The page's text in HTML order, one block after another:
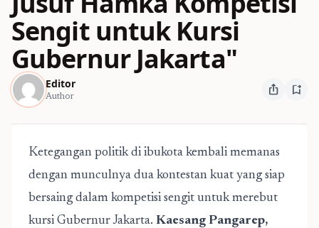
Sengit untuk Kursi
Gubernur Jakarta"
Editor
Author ios_share bookmark_add
Ketegangan politik di ibukota kembali memanas
dengan munculnya dua kontestan kuat yang siap
bersaing dalam kompetisi sengit untuk merebut
kursi Gubernur Jakarta. Kaesang Pangarep,